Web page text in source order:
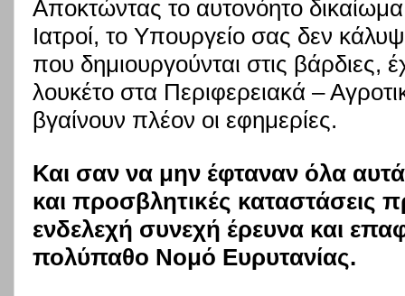
Αποκτώντας το αυτονόητο δικαίωμα
Ιατροί, το Υπουργείο σας δεν
που δημιουργούνται στις βάρδιες,
λουκέτο στα Περιφερειακά –
βγαίνουν πλέον οι εφημερίες.
Και σαν να μην έφταναν όλα
και προσβλητικές καταστάσεις
ενδελεχή συνεχή έρευνα και
πολύπαθο Νομό Ευρυτανίας.